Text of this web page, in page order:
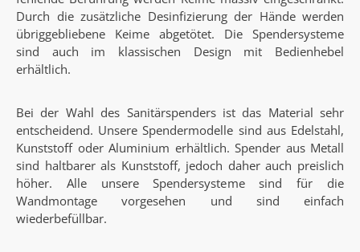
Durch die zusätzliche Desinfizierung der Hände werden
übriggebliebene Keime abgetötet. Die Spendersysteme
sind auch im klassischen Design mit Bedienhebel
erhältlich.
Bei der Wahl des Sanitärspenders ist das Material sehr
entscheidend. Unsere Spendermodelle sind aus Edelstahl,
Kunststoff oder Aluminium erhältlich. Spender aus Metall
sind haltbarer als Kunststoff, jedoch daher auch preislich
höher. Alle unsere Spendersysteme sind für die
Wandmontage vorgesehen und sind einfach
wiederbefüllbar.